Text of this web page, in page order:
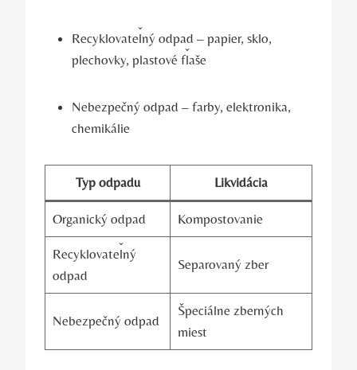
Recyklovateľný odpad – papier, sklo,
plechovky, plastové fľaše
Nebezpečný odpad – farby, elektronika,
chemikálie
Typ odpadu Likvidácia
Organický odpad Kompostovanie
Recyklovateľný
odpad
Separovaný zber
Nebezpečný odpad
Špeciálne zberných
miest